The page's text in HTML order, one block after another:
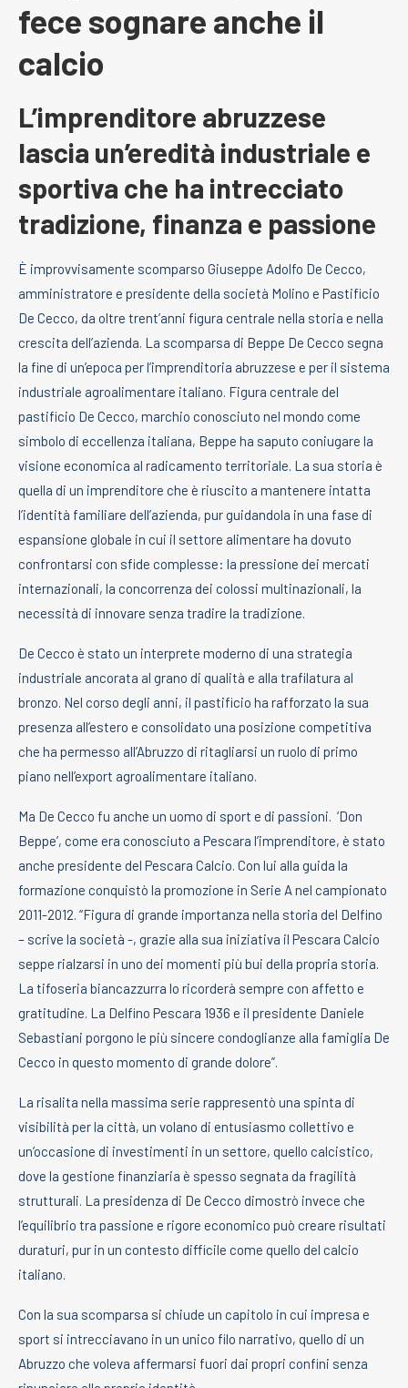
fece sognare anche il
calcio
L’imprenditore abruzzese
lascia un’eredità industriale e
sportiva che ha intrecciato
tradizione, finanza e passione
È improvvisamente scomparso Giuseppe Adolfo De Cecco,
amministratore e presidente della società Molino e Pastificio
De Cecco, da oltre trent’anni figura centrale nella storia e nella
crescita dell’azienda. La scomparsa di Beppe De Cecco segna
la fine di un’epoca per l’imprenditoria abruzzese e per il sistema
industriale agroalimentare italiano. Figura centrale del
pastificio De Cecco, marchio conosciuto nel mondo come
simbolo di eccellenza italiana, Beppe ha saputo coniugare la
visione economica al radicamento territoriale. La sua storia è
quella di un imprenditore che è riuscito a mantenere intatta
l’identità familiare dell’azienda, pur guidandola in una fase di
espansione globale in cui il settore alimentare ha dovuto
confrontarsi con sfide complesse: la pressione dei mercati
internazionali, la concorrenza dei colossi multinazionali, la
necessità di innovare senza tradire la tradizione.
De Cecco è stato un interprete moderno di una strategia
industriale ancorata al grano di qualità e alla trafilatura al
bronzo. Nel corso degli anni, il pastificio ha rafforzato la sua
presenza all’estero e consolidato una posizione competitiva
che ha permesso all’Abruzzo di ritagliarsi un ruolo di primo
piano nell’export agroalimentare italiano.
Ma De Cecco fu anche un uomo di sport e di passioni. ‘Don
Beppe’, come era conosciuto a Pescara l’imprenditore, è stato
anche presidente del Pescara Calcio. Con lui alla guida la
formazione conquistò la promozione in Serie A nel campionato
2011-2012. “Figura di grande importanza nella storia del Delfino
– scrive la società -, grazie alla sua iniziativa il Pescara Calcio
seppe rialzarsi in uno dei momenti più bui della propria storia.
La tifoseria biancazzurra lo ricorderà sempre con affetto e
gratitudine. La Delfino Pescara 1936 e il presidente Daniele
Sebastiani porgono le più sincere condoglianze alla famiglia De
Cecco in questo momento di grande dolore”.
La risalita nella massima serie rappresentò una spinta di
visibilità per la città, un volano di entusiasmo collettivo e
un’occasione di investimenti in un settore, quello calcistico,
dove la gestione finanziaria è spesso segnata da fragilità
strutturali. La presidenza di De Cecco dimostrò invece che
l’equilibrio tra passione e rigore economico può creare risultati
duraturi, pur in un contesto difficile come quello del calcio
italiano.
Con la sua scomparsa si chiude un capitolo in cui impresa e
sport si intrecciavano in un unico filo narrativo, quello di un
Abruzzo che voleva affermarsi fuori dai propri confini senza